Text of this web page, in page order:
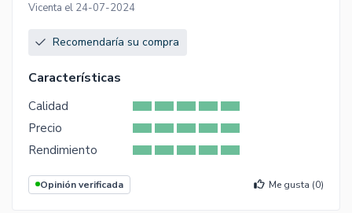
Vicenta el 24-07-2024
Recomendaría su compra
Características
Calidad
Precio
Rendimiento
Opinión verificada Me gusta (0)